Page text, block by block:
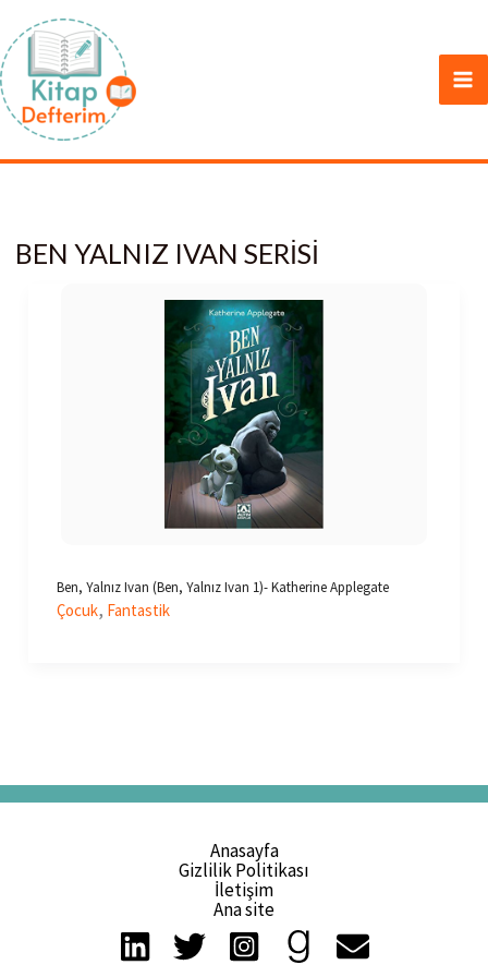
atla
BEN YALNIZ IVAN SERISI
Ben, Yalnız Ivan (Ben, Yalnız Ivan 1)- Katherine Applegate
Çocuk, Fantastik
Anasayfa
Gizlilik Politikası
İletişim
Ana site